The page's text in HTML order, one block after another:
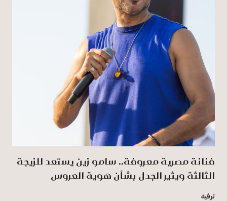
فنانة مصرية معروفة.. سامو زين يستعد للزيجة
الثالثة ويثير الجدل بشأن هوية العروس
ترفيه